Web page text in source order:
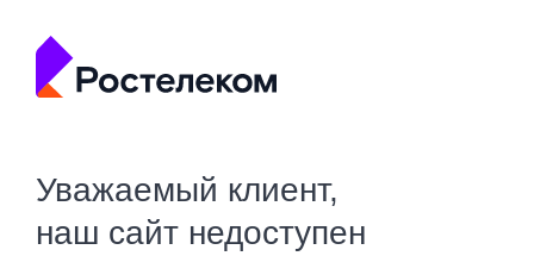
Уважаемый клиент,
наш сайт недоступен